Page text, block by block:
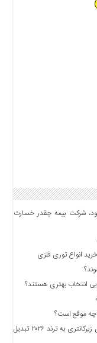
شرکت بیمه چقدر خسارت
انواع توری فلزی
انتخاب بهتری هستند؟
چه موقع است؟
تحول در چیدمان فضاهای کوچک؛ چرا یخچال‌های زیرکانتری به ترند ۲۰۲۶ تبدیل